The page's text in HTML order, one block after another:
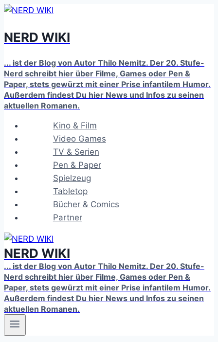
Zum
springen
NERD WIKI
... ist der Blog von Autor Thilo Nemitz. Der 20. Stufe-
Nerd schreibt hier über Filme, Games oder Pen &
Paper, stets gewürzt mit einer Prise infantilem Humor.
Außerdem findest Du hier News und Infos zu seinen
aktuellen Romanen.
Kino & Film
Video Games
TV & Serien
Pen & Paper
Spielzeug
Tabletop
Bücher & Comics
Partner
NERD WIKI
... ist der Blog von Autor Thilo Nemitz. Der 20. Stufe-
Nerd schreibt hier über Filme, Games oder Pen &
Paper, stets gewürzt mit einer Prise infantilem Humor.
Außerdem findest Du hier News und Infos zu seinen
aktuellen Romanen.